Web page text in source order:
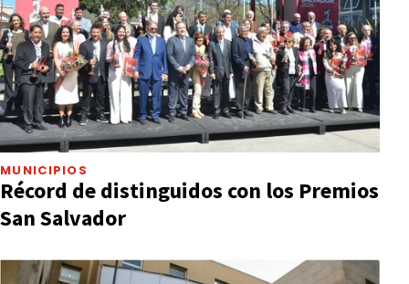
MUNICIPIOS
Récord de distinguidos con los Premios
San Salvador